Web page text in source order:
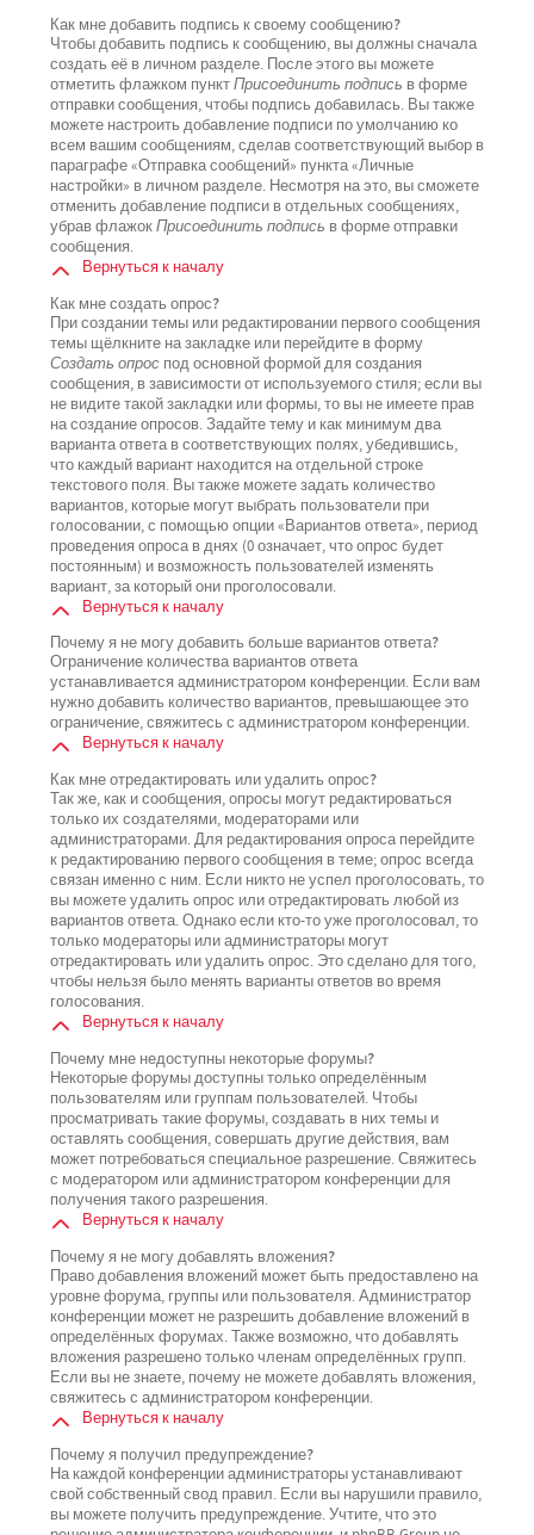
Как мне добавить подпись к своему сообщению?
Чтобы добавить подпись к сообщению, вы должны сначала
создать её в личном разделе. После этого вы можете
отметить флажком пунктПрисоединить подпись в форме
отправки сообщения, чтобы подпись добавилась. Вы также
можете настроить добавление подписи по умолчанию ко
всем вашим сообщениям, сделав соответствующий выбор в
параграфе «Отправка сообщений» пункта «Личные
настройки» в личном разделе. Несмотря на это, вы сможете
отменить добавление подписи в отдельных сообщениях,
убрав флажокПрисоединить подпись в форме отправки
сообщения.
Вернуться к началу
Как мне создать опрос?
При создании темы или редактировании первого сообщения
темы щёлкните на закладке или перейдите в форму
Создать опроспод основной формой для создания
сообщения, в зависимости от используемого стиля; если вы
не видите такой закладки или формы, то вы не имеете прав
на создание опросов. Задайте тему и как минимум два
варианта ответа в соответствующих полях, убедившись,
что каждый вариант находится на отдельной строке
текстового поля. Вы также можете задать количество
вариантов, которые могут выбрать пользователи при
голосовании, с помощью опции «Вариантов ответа», период
проведения опроса в днях (0 означает, что опрос будет
постоянным) и возможность пользователей изменять
вариант, за который они проголосовали.
Вернуться к началу
Почему я не могу добавить больше вариантов ответа?
Ограничение количества вариантов ответа
устанавливается администратором конференции. Если вам
нужно добавить количество вариантов, превышающее это
ограничение, свяжитесь с администратором конференции.
Вернуться к началу
Как мне отредактировать или удалить опрос?
Так же, как и сообщения, опросы могут редактироваться
только их создателями, модераторами или
администраторами. Для редактирования опроса перейдите
к редактированию первого сообщения в теме; опрос всегда
связан именно с ним. Если никто не успел проголосовать, то
вы можете удалить опрос или отредактировать любой из
вариантов ответа. Однако если кто-то уже проголосовал, то
только модераторы или администраторы могут
отредактировать или удалить опрос. Это сделано для того,
чтобы нельзя было менять варианты ответов во время
голосования.
Вернуться к началу
Почему мне недоступны некоторые форумы?
Некоторые форумы доступны только определённым
пользователям или группам пользователей. Чтобы
просматривать такие форумы, создавать в них темы и
оставлять сообщения, совершать другие действия, вам
может потребоваться специальное разрешение. Свяжитесь
с модератором или администратором конференции для
получения такого разрешения.
Вернуться к началу
Почему я не могу добавлять вложения?
Право добавления вложений может быть предоставлено на
уровне форума, группы или пользователя. Администратор
конференции может не разрешить добавление вложений в
определённых форумах. Также возможно, что добавлять
вложения разрешено только членам определённых групп.
Если вы не знаете, почему не можете добавлять вложения,
свяжитесь с администратором конференции.
Вернуться к началу
Почему я получил предупреждение?
На каждой конференции администраторы устанавливают
свой собственный свод правил. Если вы нарушили правило,
вы можете получить предупреждение. Учтите, что это